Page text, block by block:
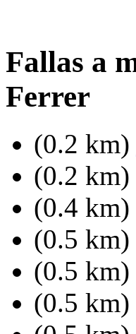
Fallas a
Ferrer
(0.2 km)
(0.2 km)
(0.4 km)
(0.5 km)
(0.5 km)
(0.5 km)